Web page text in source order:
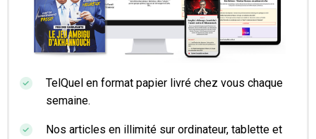
TelQuel en format papier livré chez vous chaque
semaine.
Nos articles en illimité sur ordinateur, tablette et